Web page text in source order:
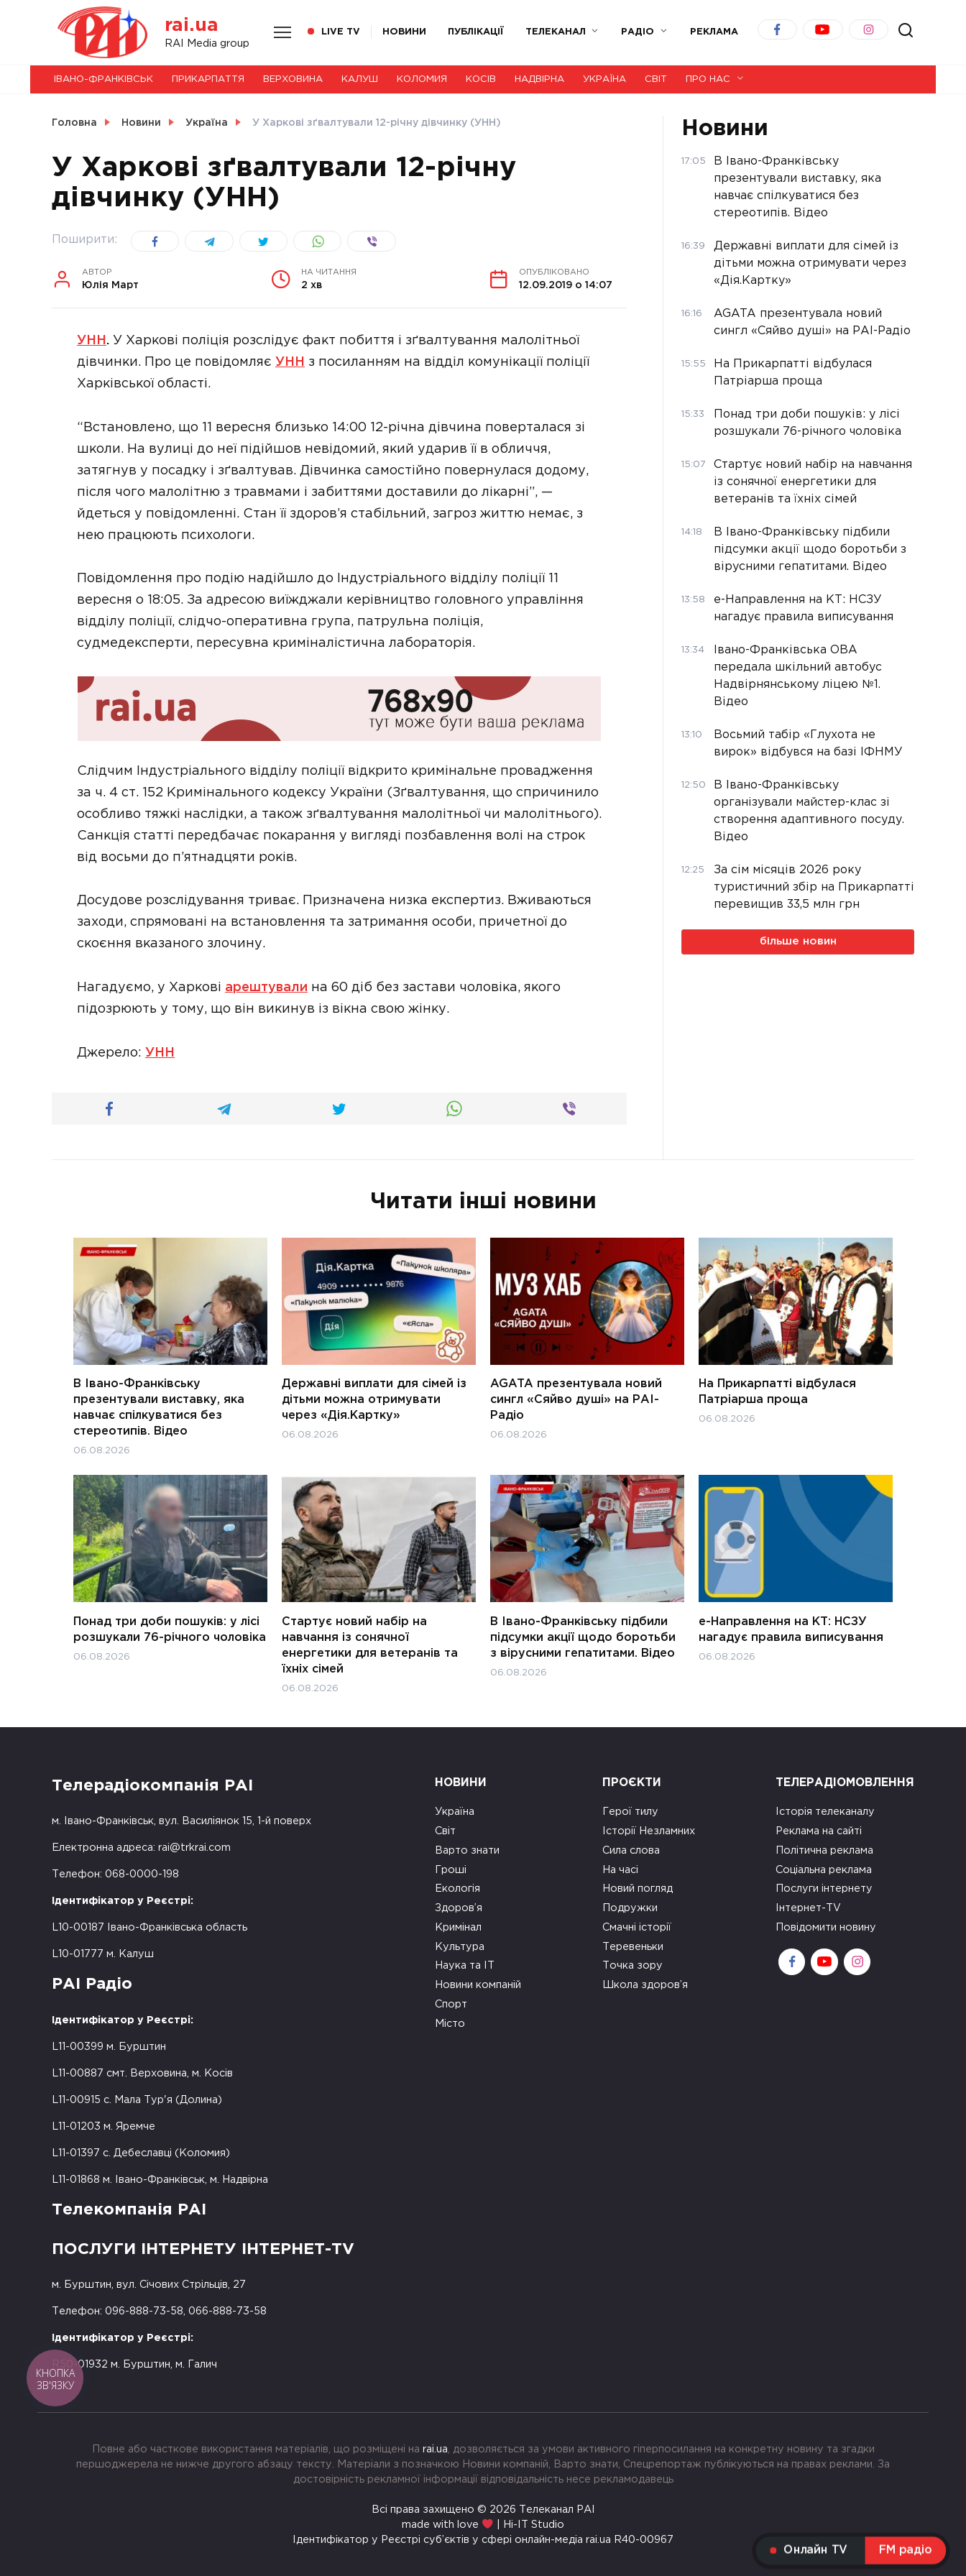
Онлайн TV FM радіо
rai.ua
RAI Media group
LIVE TV НОВИНИ ПУБЛІКАЦІЇ ТЕЛЕКАНАЛ РАДІО РЕКЛАМА
НОВИНИ
СВІТ
УКРАЇНА
ІВАНО-ФРАНКІВСЬК ПРИКАРПАТТЯ ВЕРХОВИНА КАЛУШ КОЛОМИЯ КОСІВ НАДВІРНА УКРАЇНА СВІТ ПРО НАС
Головна Новини Україна У Харкові зґвалтували 12-річну дівчинку (УНН)
У Харкові зґвалтували 12-річну
дівчинку (УНН)
Поширити:
АВТОР
Юлія Март
НА ЧИТАННЯ
2 хв
ОПУБЛІКОВАНО
12.09.2019 о 14:07
УНН . У Харкові поліція розслідує факт побиття і зґвалтування малолітньої
дівчинки. Про це повідомляє УНН
з посиланням на відділ комунікації поліції
Харківської області.
“Встановлено, що 11 вересня близько 14:00 12-річна дівчина поверталася зі
школи. На вулиці до неї підійшов невідомий, який ударив її в обличчя,
затягнув у посадку і зґвалтував. Дівчинка самостійно повернулася додому,
після чого малолітню з травмами і забиттями доставили до лікарні”, —
йдеться у повідомленні. Стан її здоров’я стабільний, загроз життю немає, з
нею працюють психологи.
Повідомлення про подію надійшло до Індустріального відділу поліції 11
вересня о 18:05. За адресою виїжджали керівництво головного управління
відділу поліції, слідчо-оперативна група, патрульна поліція,
судмедексперти, пересувна криміналістична лабораторія.
Слідчим Індустріального відділу поліції відкрито кримінальне провадження
за ч. 4 ст. 152 Кримінального кодексу України (Зґвалтування, що спричинило
особливо тяжкі наслідки, а також зґвалтування малолітньої чи малолітнього).
Санкція статті передбачає покарання у вигляді позбавлення волі на строк
від восьми до п’ятнадцяти років.
Досудове розслідування триває. Призначена низка експертиз. Вживаються
заходи, спрямовані на встановлення та затримання особи, причетної до
скоєння вказаного злочину.
Нагадуємо, у Харкові арештували на 60 діб без застави чоловіка, якого
підозрюють у тому, що він викинув із вікна свою жінку.
Джерело: УНН
Новини
17:05
В Івано-Франківську
презентували виставку, яка
навчає спілкуватися без
стереотипів. Відео
16:39
Державні виплати для сімей із
дітьми можна отримувати через
«Дія.Картку»
16:16
AGATA презентувала новий
сингл «Сяйво душі» на РАІ-Радіо
15:55
На Прикарпатті відбулася
Патріарша проща
15:33
Понад три доби пошуків: у лісі
розшукали 76-річного чоловіка
15:07
Стартує новий набір на навчання
із сонячної енергетики для
ветеранів та їхніх сімей
14:18
В Івано-Франківську підбили
підсумки акції щодо боротьби з
вірусними гепатитами. Відео
13:58
е-Направлення на КТ: НСЗУ
нагадує правила виписування
13:34
Івано-Франківська ОВА
передала шкільний автобус
Надвірнянському ліцею №1.
Відео
13:10
Восьмий табір «Глухота не
вирок» відбувся на базі ІФНМУ
12:50
В Івано-Франківську
організували майстер-клас зі
створення адаптивного посуду.
Відео
12:25
За сім місяців 2026 року
туристичний збір на Прикарпатті
перевищив 33,5 млн грн
більше новин
Читати інші новини
В Івано-Франківську
презентували виставку, яка
навчає спілкуватися без
стереотипів. Відео
06.08.2026
Державні виплати для сімей із
дітьми можна отримувати
через «Дія.Картку»
06.08.2026
AGATA презентувала новий
сингл «Сяйво душі» на РАІ-
Радіо
06.08.2026
На Прикарпатті відбулася
Патріарша проща
06.08.2026
Понад три доби пошуків: у лісі
розшукали 76-річного чоловіка
06.08.2026
Стартує новий набір на
навчання із сонячної
енергетики для ветеранів та
їхніх сімей
06.08.2026
В Івано-Франківську підбили
підсумки акції щодо боротьби
з вірусними гепатитами. Відео
06.08.2026
е-Направлення на КТ: НСЗУ
нагадує правила виписування
06.08.2026
Телерадіокомпанія РАІ
м. Івано-Франківськ, вул. Василіянок 15, 1-й поверх
Електронна адреса: rai@trkrai.com
Телефон: 068-0000-198
Ідентифікатор у Реєстрі:
L10-00187 Івано-Франківська область
L10-01777 м. Калуш
РАІ Радіо
Ідентифікатор у Реєстрі:
L11-00399 м. Бурштин
L11-00887 смт. Верховина, м. Косів
L11-00915 с. Мала Тур'я (Долина)
L11-01203 м. Яремче
L11-01397 с. Дебеславці (Коломия)
L11-01868 м. Івано-Франківськ, м. Надвірна
Телекомпанія РАІ
ПОСЛУГИ ІНТЕРНЕТУ ІНТЕРНЕТ-TV
м. Бурштин, вул. Січових Стрільців, 27
Телефон: 096-888-73-58, 066-888-73-58
Ідентифікатор у Реєстрі:
R50-01932 м. Бурштин, м. Галич
НОВИНИ
Україна
Світ
Варто знати
Гроші
Екологія
Здоров’я
Кримінал
Культура
Наука та ІТ
Новини компаній
Спорт
Місто
ПРОЄКТИ
Герої тилу
Історії Незламних
Сила слова
На часі
Новий погляд
Подружки
Смачні історії
Теревеньки
Точка зору
Школа здоров’я
ТЕЛЕРАДІОМОВЛЕННЯ
Історія телеканалу
Реклама на сайті
Політична реклама
Соціальна реклама
Послуги інтернету
Інтернет-TV
Повідомити новину
Повне або часткове використання матеріалів, що розміщені на rai.ua , дозволяється за умови активного гіперпосилання на конкретну новину та згадки
першоджерела не нижче другого абзацу тексту. Матеріали з позначкою Новини компаній, Варто знати, Спецрепортаж публікуються на правах реклами. За
достовірність рекламної інформації відповідальність несе рекламодавець
Всі права захищено © 2026 Телеканал РАІ
made with love
| Hi-IT Studio
Ідентифікатор у Реєстрі суб’єктів у сфері онлайн-медіа rai.ua R40-00967
КНОПКА
ЗВ'ЯЗКУ